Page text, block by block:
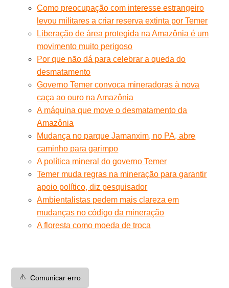
Como preocupação com interesse estrangeiro
levou militares a criar reserva extinta por Temer
Liberação de área protegida na Amazônia é um
movimento muito perigoso
Por que não dá para celebrar a queda do
desmatamento
Governo Temer convoca mineradoras à nova
caça ao ouro na Amazônia
A máquina que move o desmatamento da
Amazônia
Mudança no parque Jamanxim, no PA, abre
caminho para garimpo
A política mineral do governo Temer
Temer muda regras na mineração para garantir
apoio político, diz pesquisador
Ambientalistas pedem mais clareza em
mudanças no código da mineração
A floresta como moeda de troca
⚠️ Comunicar erro